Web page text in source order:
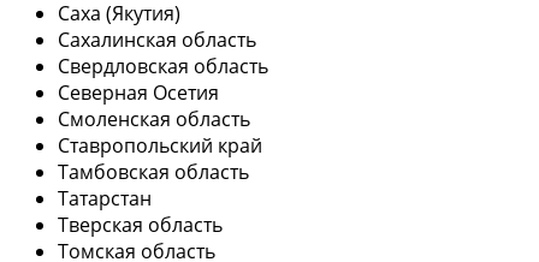
Саха (Якутия)
Сахалинская область
Свердловская область
Северная Осетия
Смоленская область
Ставропольский край
Тамбовская область
Татарстан
Тверская область
Томская область